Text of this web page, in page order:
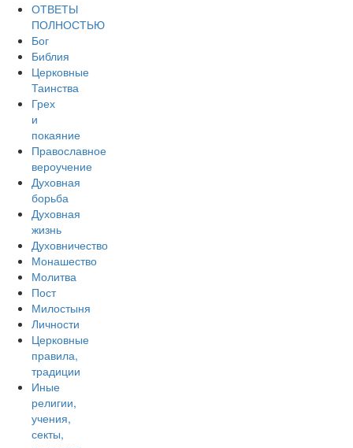
ОТВЕТЫ
ПОЛНОСТЬЮ
Бог
Библия
Церковные
Таинства
Грех
и
покаяние
Православное
вероучение
Духовная
борьба
Духовная
жизнь
Духовничество
Монашество
Молитва
Пост
Милостыня
Личности
Церковные
правила,
традиции
Иные
религии,
учения,
секты,